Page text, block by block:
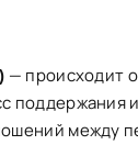
— происходит
поддержания
между